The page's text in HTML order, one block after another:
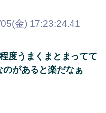
金) 17:23:24.41
度うまくまとまってて
があると楽だなぁ